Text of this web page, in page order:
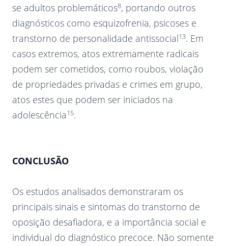
se adultos problemáticos8, portando outros
diagnósticos como esquizofrenia, psicoses e
transtorno de personalidade antissocial13. Em
casos extremos, atos extremamente radicais
podem ser cometidos, como roubos, violação
de propriedades privadas e crimes em grupo,
atos estes que podem ser iniciados na
adolescência15.
CONCLUSÃO
Os estudos analisados demonstraram os
principais sinais e sintomas do transtorno de
oposição desafiadora, e a importância social e
individual do diagnóstico precoce. Não somente